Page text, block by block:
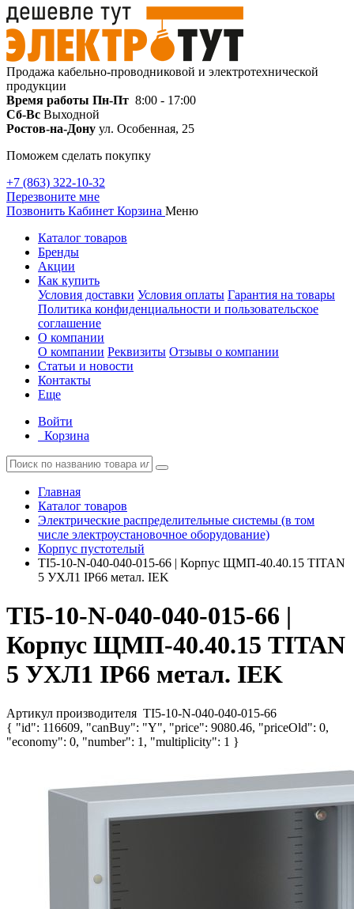
Продажа кабельно-проводниковой и электротехнической
продукции
Время работы Пн-Пт 8:00 - 17:00
Сб-Вс Выходной
Ростов-на-Дону ул. Особенная, 25
Поможем сделать покупку
+7 (863) 322-10-32
Перезвоните мне
Позвонить Кабинет Корзина Меню
Каталог товаров
Бренды
Акции
Как купить
Условия доставки Условия оплаты Гарантия на товары
Политика конфиденциальности и пользовательское
соглашение
О компании
О компании Реквизиты Отзывы о компании
Статьи и новости
Контакты
Еще
Войти
Корзина
Главная
Каталог товаров
Электрические распределительные системы (в том
числе электроустановочное оборудование)
Корпус пустотелый
TI5-10-N-040-040-015-66 | Корпус ЩМП-40.40.15 TITAN
5 УХЛ1 IP66 метал. IEK
TI5-10-N-040-040-015-66 |
Корпус ЩМП-40.40.15 TITAN
5 УХЛ1 IP66 метал. IEK
Артикул производителя TI5-10-N-040-040-015-66
{ "id": 116609, "canBuy": "Y", "price": 9080.46, "priceOld": 0,
"economy": 0, "number": 1, "multiplicity": 1 }